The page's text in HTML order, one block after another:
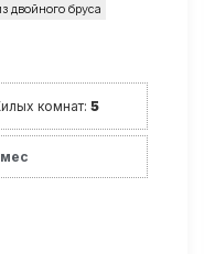
двойного бруса
комнат:5